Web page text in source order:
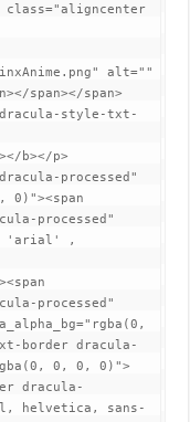
class="aligncenter
alt=""
span></span>
style-txt-
b></p>
processed"
0)"><span
processed"
'arial' ,
processed"
border dracula-
0, 0, 0)">
dracula-
helvetica, sans-